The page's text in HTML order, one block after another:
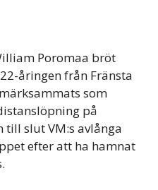
Poromaa bröt
åringen från Fränsta
som
på
till slut VM:s avlånga
efter att ha hamnat